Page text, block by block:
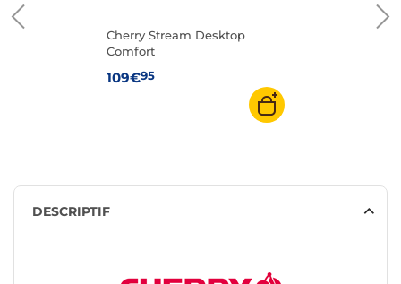
Cherry Stream Desktop
Comfort
109€95
DESCRIPTIF